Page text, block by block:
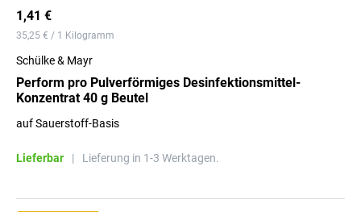
1,41 €
35,25 € / 1 Kilogramm
Schülke & Mayr
Perform pro Pulverförmiges Desinfektionsmittel-
Konzentrat 40 g Beutel
auf Sauerstoff-Basis
Lieferbar | Lieferung in 1-3 Werktagen.